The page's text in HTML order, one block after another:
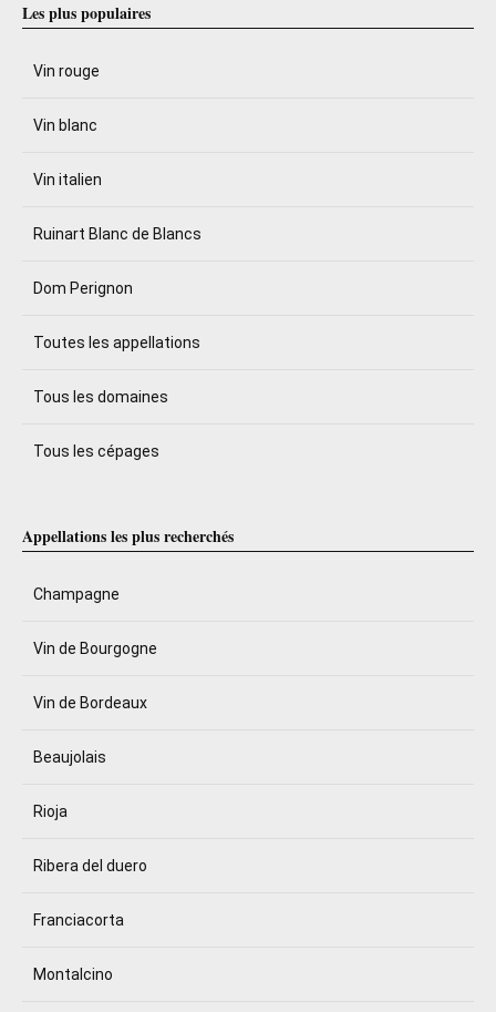
Les plus populaires
Vin rouge
Vin blanc
Vin italien
Ruinart Blanc de Blancs
Dom Perignon
Toutes les appellations
Tous les domaines
Tous les cépages
Appellations les plus recherchés
Champagne
Vin de Bourgogne
Vin de Bordeaux
Beaujolais
Rioja
Ribera del duero
Franciacorta
Montalcino